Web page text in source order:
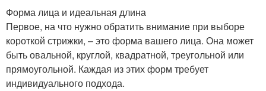
Форма лица и идеальная длина
Первое, на что нужно обратить внимание при выборе
короткой стрижки, – это форма вашего лица. Она может
быть овальной, круглой, квадратной, треугольной или
прямоугольной. Каждая из этих форм требует
индивидуального подхода.